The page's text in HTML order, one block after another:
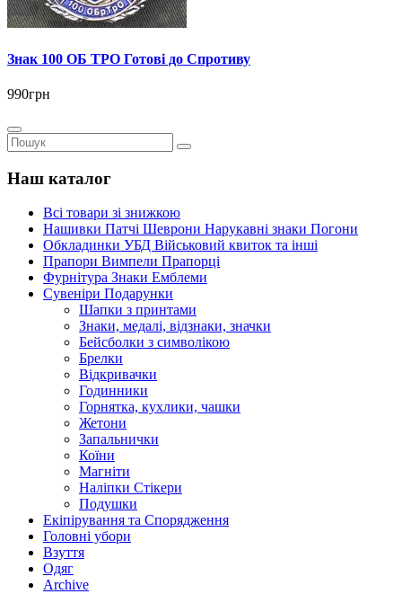
Знак 100 ОБ ТРО Готові до Спротиву
990грн
Наш каталог
Всі товари зі знижкою
Нашивки Патчі Шеврони Нарукавні знаки Погони
Обкладинки УБД Військовий квиток та інші
Прапори Вимпели Прапорці
Фурнітура Знаки Емблеми
Сувеніри Подарунки
Шапки з принтами
Знаки, медалі, відзнаки, значки
Бейсболки з символікою
Брелки
Відкривачки
Годинники
Горнятка, кухлики, чашки
Жетони
Запальнички
Коїни
Магніти
Наліпки Стікери
Подушки
Екіпірування та Спорядження
Головні убори
Взуття
Одяг
Archive